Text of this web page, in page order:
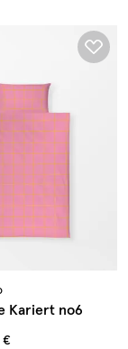
Kariert no6